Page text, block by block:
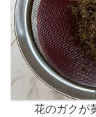
花のガクが